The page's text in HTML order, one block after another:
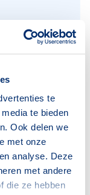
te
te bieden
Ook delen we
met onze
analyse. Deze
met andere
die ze hebben
je. Zo vind je